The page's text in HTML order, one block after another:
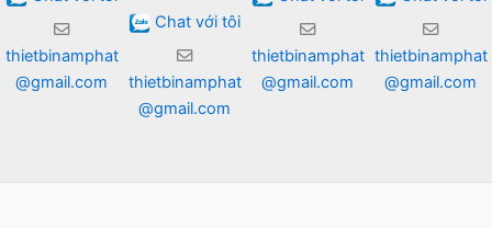
thietbinamphat
@gmail.com
Chat với tôi
thietbinamphat
@gmail.com
thietbinamphat
@gmail.com
thietbinamphat
@gmail.com